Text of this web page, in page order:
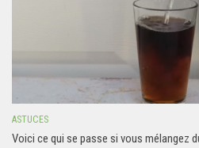
ASTUCES
Voici ce qui se passe si vous mélangez